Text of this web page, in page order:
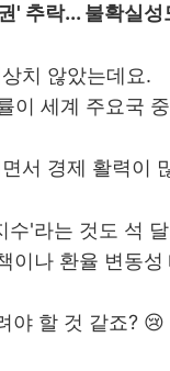
' 추락... 불확실성
치 않았는데요.
이 세계 주요국
서 경제 활력이
수'라는 것도 석
이나 환율 변동
야 할 것 같죠? 😢